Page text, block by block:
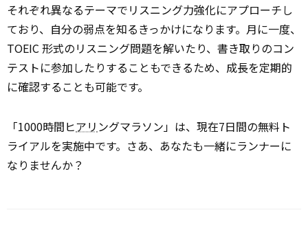
それぞれ異なるテーマでリスニング力強化にアプローチし
ており、自分の弱点を知るきっかけになります。月に一度、
TOEIC 形式のリスニング問題を解いたり、書き取りのコン
テストに参加したりすることもできるため、成長を定期的
に確認することも可能です。
「1000時間ヒアリ ングマラソン」は、現在7日間の無料ト
ライアルを実施中です。さあ、あなたも一緒にランナーに
なりませんか？